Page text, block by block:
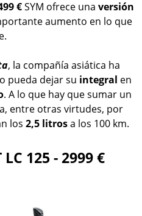
€SYM ofrece una versión
aumento en lo que
, la compañía asiática ha
pueda dejar su integral en
. A lo que hay que sumar un
entre otras virtudes, por
los 2,5 litrosa los 100 km.
125 - 2999 €